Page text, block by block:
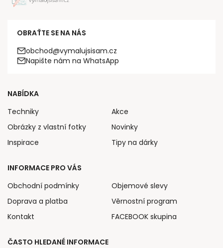
OBRAŤTE SE NA NÁS
obchod@vymalujsisam.cz
Napište nám na WhatsApp
NABÍDKA
Techniky
Obrázky z vlastní fotky
Inspirace
Akce
Novinky
Tipy na dárky
INFORMACE PRO VÁS
Obchodní podmínky
Doprava a platba
Kontakt
Objemové slevy
Věrnostní program
FACEBOOK skupina
ČASTO HLEDANÉ INFORMACE